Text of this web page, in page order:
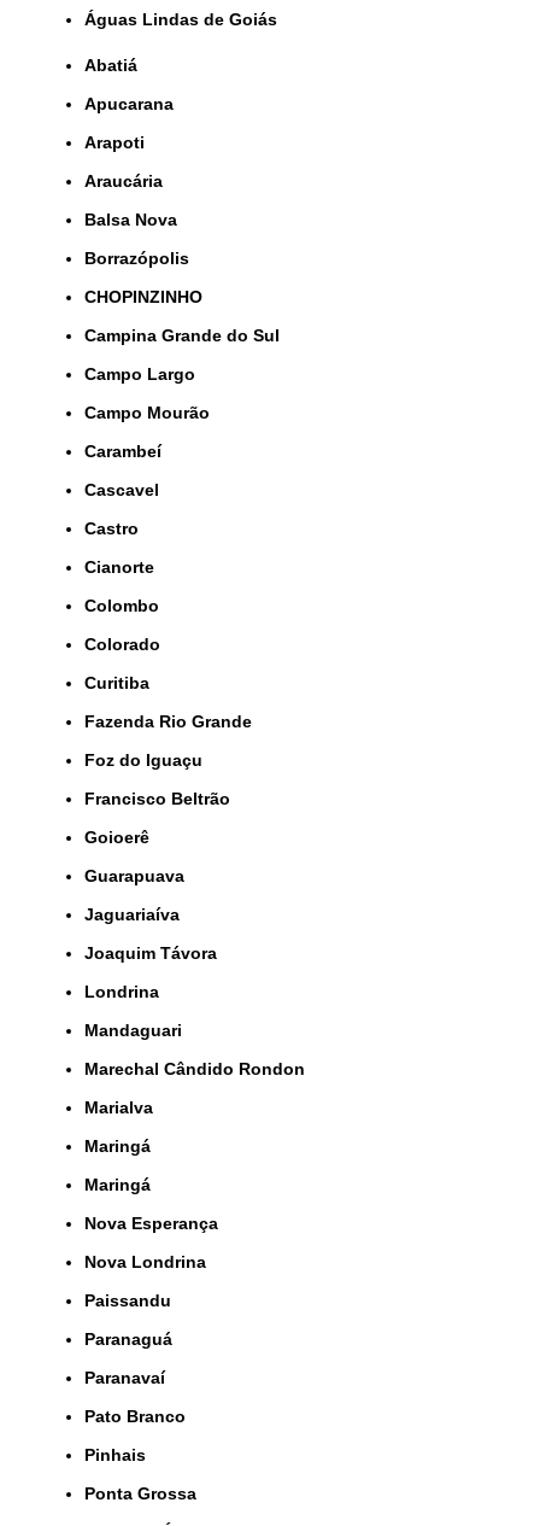
Águas Lindas de Goiás
Abatiá
Apucarana
Arapoti
Araucária
Balsa Nova
Borrazópolis
CHOPINZINHO
Campina Grande do Sul
Campo Largo
Campo Mourão
Carambeí
Cascavel
Castro
Cianorte
Colombo
Colorado
Curitiba
Fazenda Rio Grande
Foz do Iguaçu
Francisco Beltrão
Goioerê
Guarapuava
Jaguariaíva
Joaquim Távora
Londrina
Mandaguari
Marechal Cândido Rondon
Marialva
Maringá
Maringá
Nova Esperança
Nova Londrina
Paissandu
Paranaguá
Paranavaí
Pato Branco
Pinhais
Ponta Grossa